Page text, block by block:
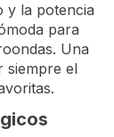
y la potencia
para
Una
siempre el